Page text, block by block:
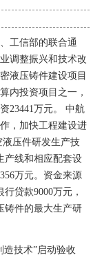
工信部的联合通
调整振兴和技术改
液压铸件建设项目
内投资项目之一，
23441万元。 中航
，加快工程建设进
压件研发生产技
产线和相应配套设
万元。资金来源
贷款9000万元，
铸件的最大生产研
造技术”启动验收